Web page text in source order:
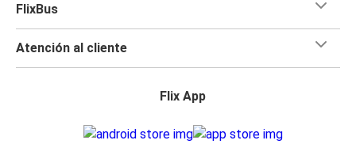
FlixBus
Atención al cliente
Flix App